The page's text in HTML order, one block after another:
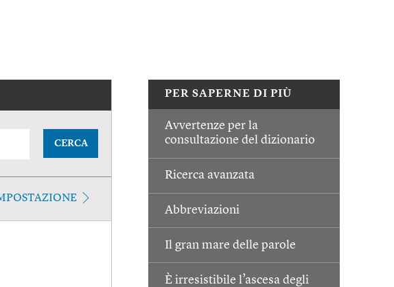
PER SAPERNE DI PIÙ
Avvertenze per la
consultazione del dizionario
Ricerca avanzata
Abbreviazioni
Il gran mare delle parole
È irresistibile l’ascesa degli
CERCA